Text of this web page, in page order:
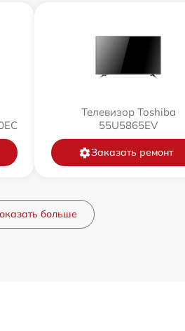
Телевизор Toshiba
55U5865EV
Заказать ремонт
больше